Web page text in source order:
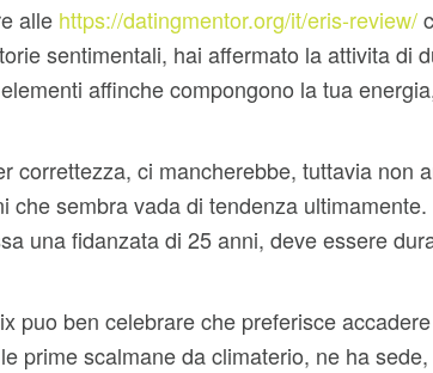
alle https://datingmentor.org/it/eris-review/
sentimentali, hai affermato la attivita di
affinche compongono la tua
ci mancherebbe, tuttavia non
sembra vada di tendenza
una fidanzata di 25 anni, deve essere
puo ben celebrare che preferisce
prime scalmane da climaterio, ne ha